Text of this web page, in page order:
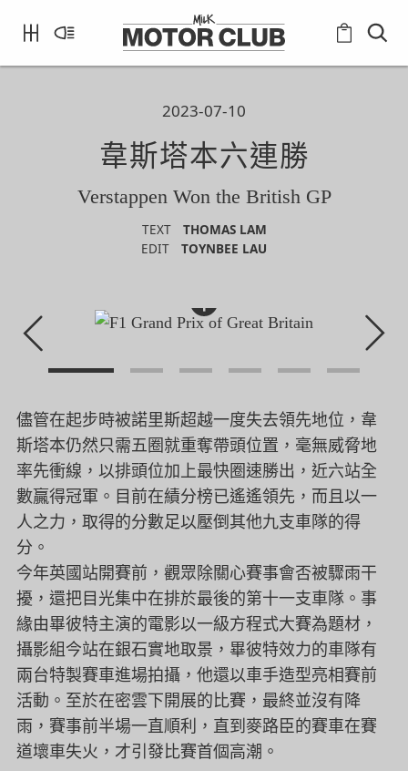
2023-07-10
韋斯塔本六連勝
Verstappen Won the British GP
TEXT
THOMAS LAM
EDIT
TOYNBEE LAU
+
儘管在起步時被諾里斯超越一度失去領先地位， 韋
斯塔本仍然只需五圈就重奪帶頭位置，毫無威脅地
率先衝線， 以排頭位加上最快圈速勝出，近六站全
數贏得冠軍。 目前在績分榜已遙遙領先，而且以一
人之力， 取得的分數足以壓倒其他九支車隊的得
分。
今年英國站開賽前，觀眾除關心賽事會否被驟雨干
擾， 還把目光集中在排於最後的第十一支車隊。 事
緣由畢彼特主演的電影以一級方程式大賽為題材，
攝影組今站在銀石實地取景， 畢彼特效力的車隊有
兩台特製賽車進場拍攝，他還以車手造型亮相賽前
活動。 至於在密雲下開展的比賽，最終並沒有降
雨， 賽事前半場一直順利，直到麥路臣的賽車在賽
道壞車失火， 才引發比賽首個高潮。